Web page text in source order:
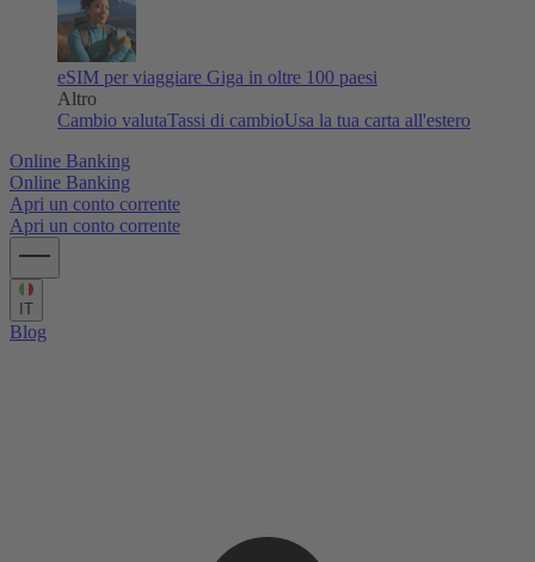
eSIM per viaggiare Giga in oltre 100 paesi
Altro
Cambio valutaTassi di cambioUsa la tua carta all'estero
Online Banking
Online Banking
Apri un conto corrente
Apri un conto corrente
IT
Blog